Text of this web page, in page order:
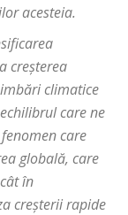
acesteia.
creșterea
climatice
care ne
care
globală, care
în
creșterii rapide